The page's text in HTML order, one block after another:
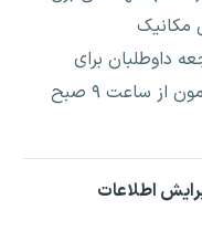
مکانیک
داوطلبان برای
دریافت کارت ورود به جلسه آزمون از ساعت ۹ صبح
ویرایش اطلاعات